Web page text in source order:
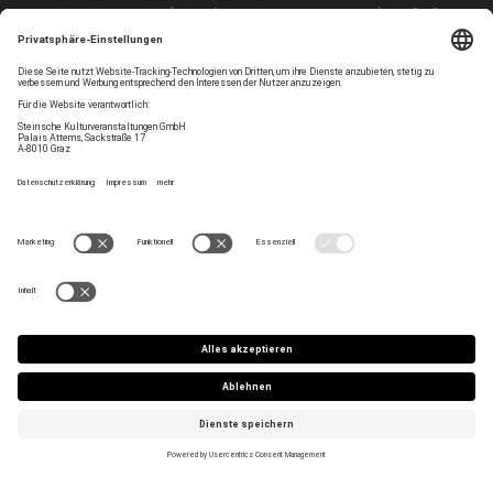
T+43 316 825 000| Etickets@styriarte.com|Webshop
Folgen Sie uns
Privatsphären-Einstellungen
Newsletter
Kontakt
Impressum
AGB
Haltung